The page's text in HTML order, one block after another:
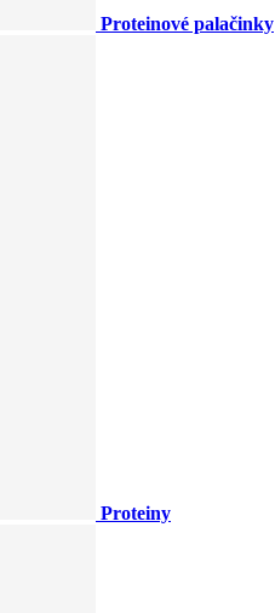
Proteinové palačinky
Proteiny